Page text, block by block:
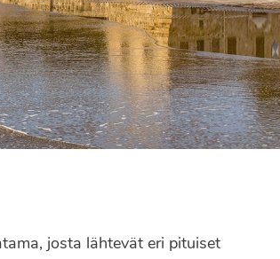
josta lähtevät eri pituiset